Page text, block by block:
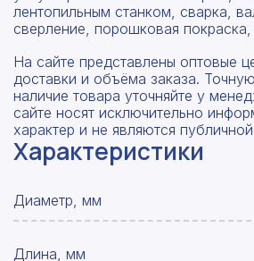
лентопильным станком, сварка,
сверление, порошковая
На сайте представлены оптовые
доставки и объёма заказа.
наличие товара уточняйте у
сайте носят исключительно
характер и не являются
Характеристики
Диаметр, мм
Длина, мм